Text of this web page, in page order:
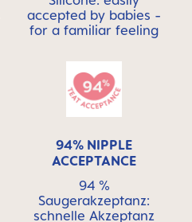
accepted by babies -
for a familiar feeling
94% NIPPLE
ACCEPTANCE
94 %
Saugerakzeptanz:
schnelle Akzeptanz